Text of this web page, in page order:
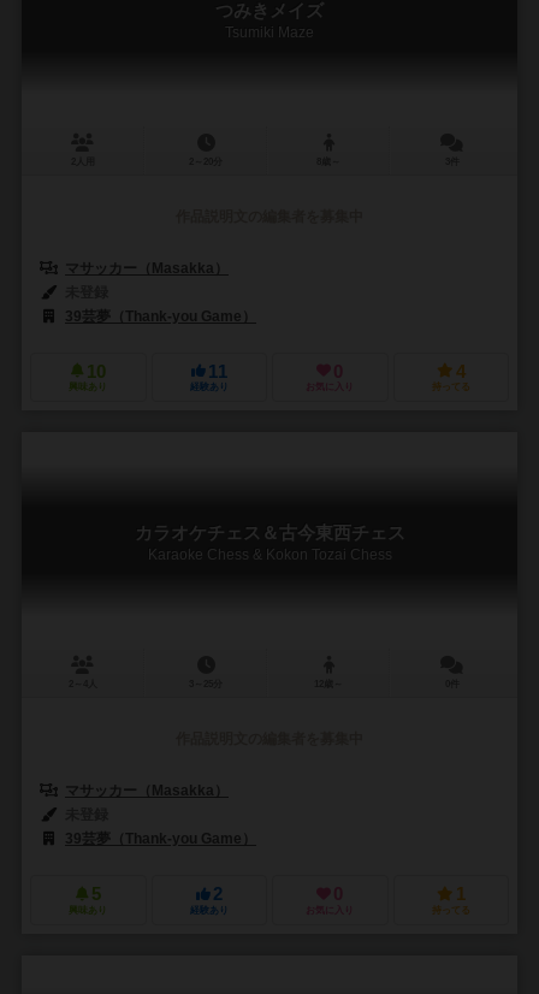
つみきメイズ
Tsumiki Maze
マサッカー（Masakka）
39芸夢（Thank-you Game）
10
興味あり
11
経験あり
0
お気に入り
4
持ってる
カラオケチェス＆古今東西チェス
Karaoke Chess & Kokon Tozai Chess
マサッカー（Masakka）
39芸夢（Thank-you Game）
5
興味あり
2
経験あり
0
お気に入り
1
持ってる